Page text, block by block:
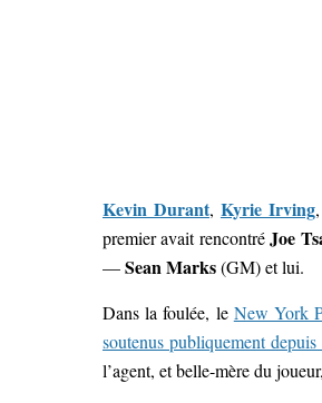
Kevin Durant, Kyrie Irving
premier avait rencontréJoe
—Sean Marks(GM) et lui.
Dans la foulée, le New York
soutenus publiquement
l’agent, et belle-mère du joueur,